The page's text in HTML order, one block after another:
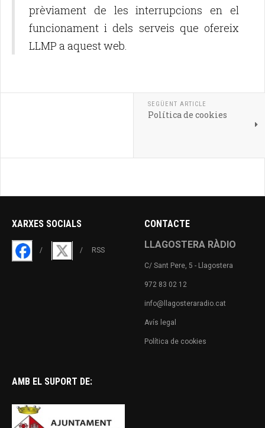
prèviament de les interrupcions en el
funcionament i dels serveis que ofereix
LLMP a aquest web.
SEGÜENT ARTICLE
Política de cookies
XARXES SOCIALS
RSS
CONTACTE
LLAGOSTERA RÀDIO
C/ Sant Pere, 5 - Llagostera
972 83 02 12
info@llagosteraradio.cat
Avís legal
Política de cookies
AMB EL SUPORT DE: